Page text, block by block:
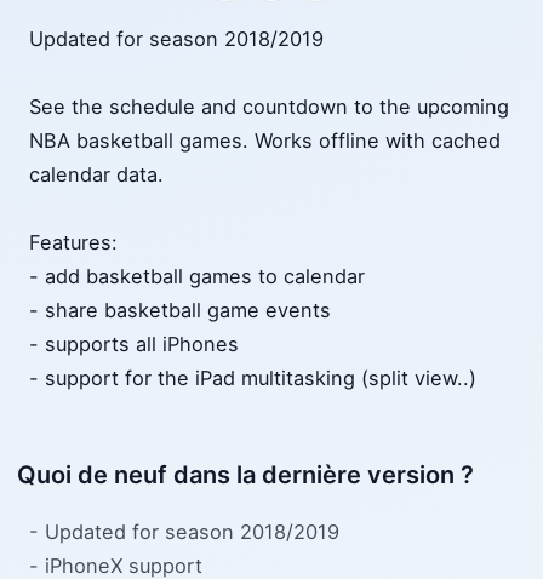
Updated for season 2018/2019
See the schedule and countdown to the upcoming
NBA basketball games. Works offline with cached
calendar data.
Features:
- add basketball games to calendar
- share basketball game events
- supports all iPhones
- support for the iPad multitasking (split view..)
Quoi de neuf dans la dernière version ?
- Updated for season 2018/2019
- iPhoneX support